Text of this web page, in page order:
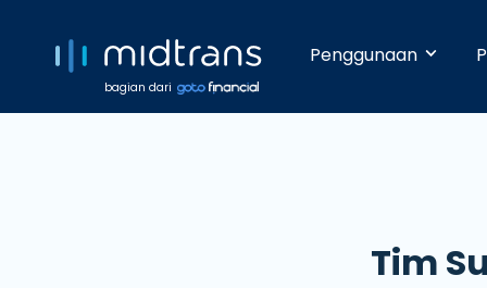
bagian dari
Penggunaan
Anda
Tim